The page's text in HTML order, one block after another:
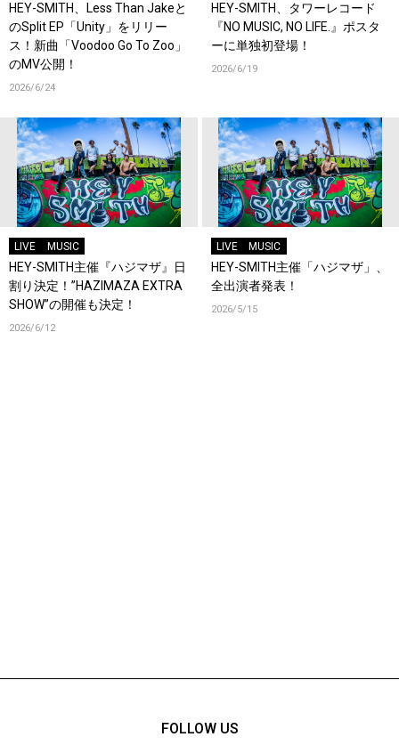
HEY-SMITH、Less Than Jakeと
のSplit EP「Unity」をリリー
ス！新曲「Voodoo Go To Zoo」
のMV公開！
2026/6/24
HEY-SMITH、タワーレコード
『NO MUSIC, NO LIFE.』ポスタ
ーに単独初登場！
2026/6/19
LIVE MUSIC
HEY-SMITH主催『ハジマザ』日
割り決定！”HAZIMAZA EXTRA
SHOW”の開催も決定！
2026/6/12
LIVE MUSIC
HEY-SMITH主催「ハジマザ」、
全出演者発表！
2026/5/15
FOLLOW US